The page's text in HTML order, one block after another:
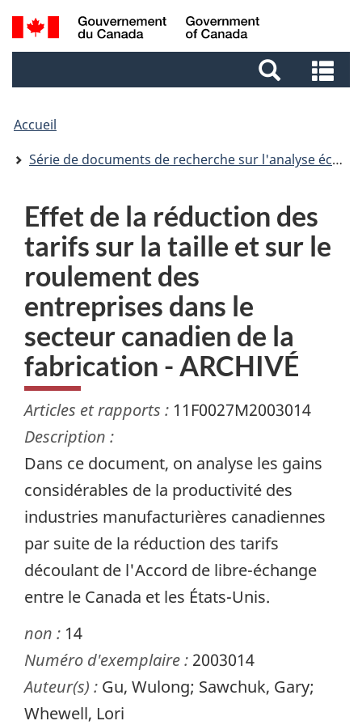
Aller
au
Aller
au
Passer
à
Recherche
et
et
Accueil
Série de documents de recherche sur l'analyse économique (AE)
Effet de la réduction des
tarifs sur la taille et sur le
roulement des
entreprises dans le
secteur canadien de la
fabrication - ARCHIVÉ
Articles et rapports : 11F0027M2003014
Description :
Dans ce document, on analyse les gains
considérables de la productivité des
industries manufacturières canadiennes
par suite de la réduction des tarifs
découlant de l'Accord de libre-échange
entre le Canada et les États-Unis.
non : 14
Numéro d'exemplaire : 2003014
Auteur(s) : Gu, Wulong; Sawchuk, Gary;
Whewell, Lori